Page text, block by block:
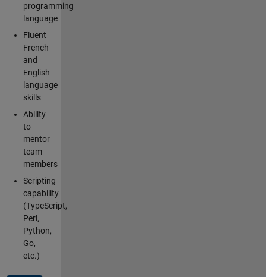
programming
language
Fluent
French
and
English
language
skills
Ability
to
mentor
team
members
Scripting
capability
(TypeScript,
Perl,
Python,
Go,
etc.)